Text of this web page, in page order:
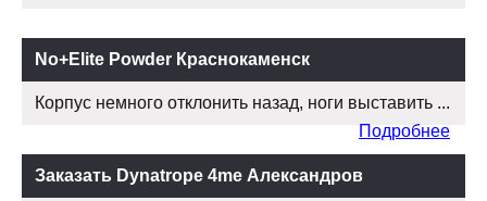
No+Elite Powder Краснокаменск
Корпус немного отклонить назад, ноги выставить ...
Подробнее
Заказать Dynatrope 4me Александров